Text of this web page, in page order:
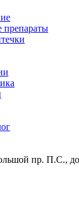
пр. П.С.,